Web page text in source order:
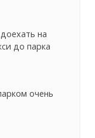
на
до парка
очень